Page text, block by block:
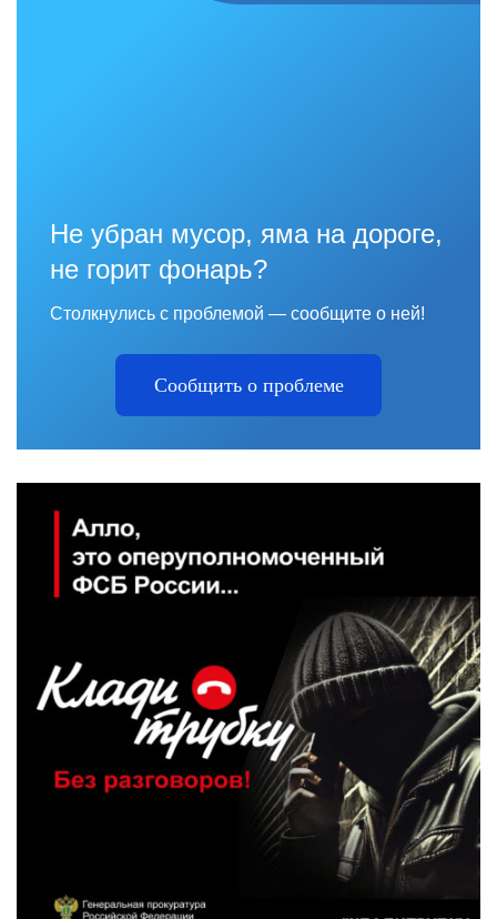
Не убран мусор, яма на дороге,
не горит фонарь?
Столкнулись с проблемой — сообщите о ней!
Сообщить о проблеме